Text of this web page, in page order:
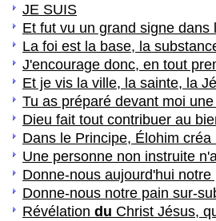
JE SUIS
Et fut vu un grand signe
La foi est la base, la
J'encourage donc, en tout
Et je vis la ville, la sainte, la
Tu as préparé devant moi
Dieu fait tout contribuer au
Dans le Principe, Élohim
Une personne non instruite
Donne-nous aujourd'hui
Donne-nous notre pain sur-
Révélation du Christ Jésus,